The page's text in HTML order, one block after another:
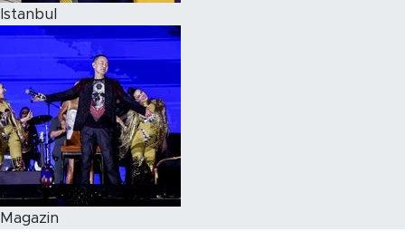
Istanbul
Magazin